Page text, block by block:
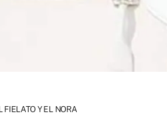
FIELATO Y EL NORA